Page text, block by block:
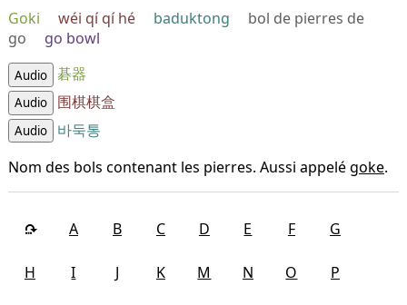
Goki wéi qí qí hé baduktong
bol de pierres de
go
go bowl
Audio 碁器
Audio 围棋棋盒
Audio
바둑통
Nom des bols contenant les pierres. Aussi appelégoke.
A B C D E F G
H I J K M N O P